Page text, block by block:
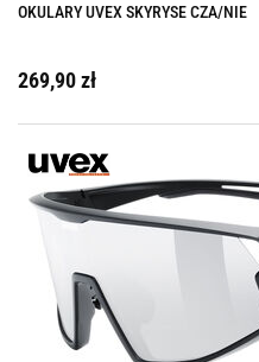
OKULARY UVEX SKYRYSE CZA/NIE
269,90 zł